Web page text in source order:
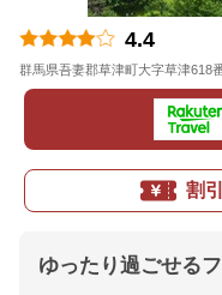
4.4
群馬県吾妻郡草津町大字草津618
割
ゆったり過ごせる